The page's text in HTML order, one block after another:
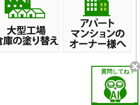
質問してね！